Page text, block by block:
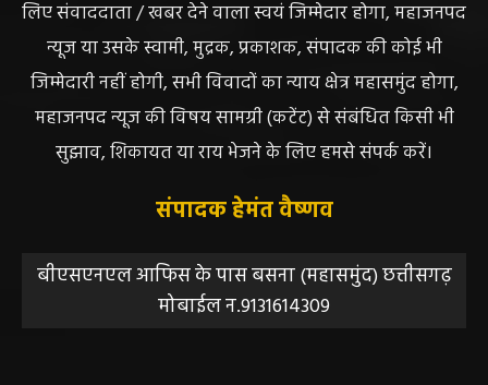
लिए संवाददाता / खबर देने वाला स्वयं जिम्मेदार होगा, महाजनपद
न्यूज या उसके स्वामी, मुद्रक, प्रकाशक, संपादक की कोई भी
जिम्मेदारी नहीं होगी, सभी विवादों का न्याय क्षेत्र महासमुंद होगा,
महाजनपद न्यूज की विषय सामग्री (कटेंट) से संबंधित किसी भी
सुझाव, शिकायत या राय भेजने के लिए हमसे संपर्क करें।
संपादक हेमंत वैष्णव
बीएसएनएल आफिस के पास बसना (महासमुंद) छत्तीसगढ़
मोबाईल न.9131614309